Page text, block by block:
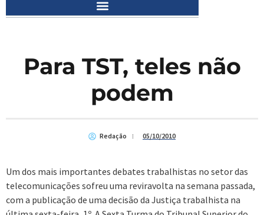
Para TST, teles não
podem
Redação 05/10/2010
Um dos mais importantes debates trabalhistas no setor das
telecomunicações sofreu uma reviravolta na semana passada,
com a publicação de uma decisão da Justiça trabalhista na